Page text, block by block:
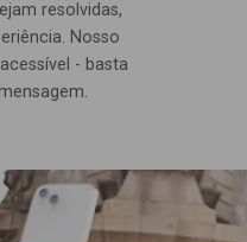
resolvidas,
Nosso
- basta